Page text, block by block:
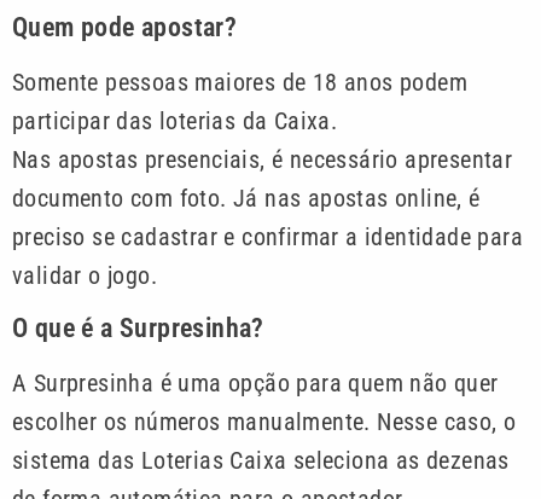
Quem pode apostar?
Somente pessoas maiores de 18 anos podem
participar das loterias da Caixa.
Nas apostas presenciais, é necessário apresentar
documento com foto. Já nas apostas online, é
preciso se cadastrar e confirmar a identidade para
validar o jogo.
O que é a Surpresinha?
A Surpresinha é uma opção para quem não quer
escolher os números manualmente. Nesse caso, o
sistema das Loterias Caixa seleciona as dezenas